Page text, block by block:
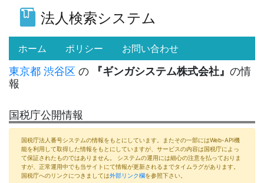
法人検索システム
ホーム (current)
ポリシー お問い合わせ
東京都 渋谷区 の 『ギンガシステム株式会社』 の情
報
国税庁公開情報
国税庁法人番号システムの情報をもとにしています。またその一部にはWeb-API機
能を利用して取得した情報をもとにしていますが、サービスの内容は国税庁によっ
て保証されたものではありません。 システムの運用には細心の注意を払っておりま
すが、正常運用中でも当サイトにて情報が更新されるまでタイムラグがあります。
国税庁へのリンクにつきましては外部リンク欄を参照下さい。